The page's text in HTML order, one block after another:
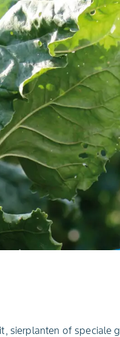
sierplanten of speciale